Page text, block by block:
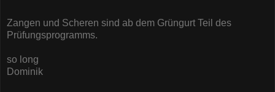
Zangen und Scheren sind ab dem Grüngurt Teil des
Prüfungsprogramms.
so long
Dominik